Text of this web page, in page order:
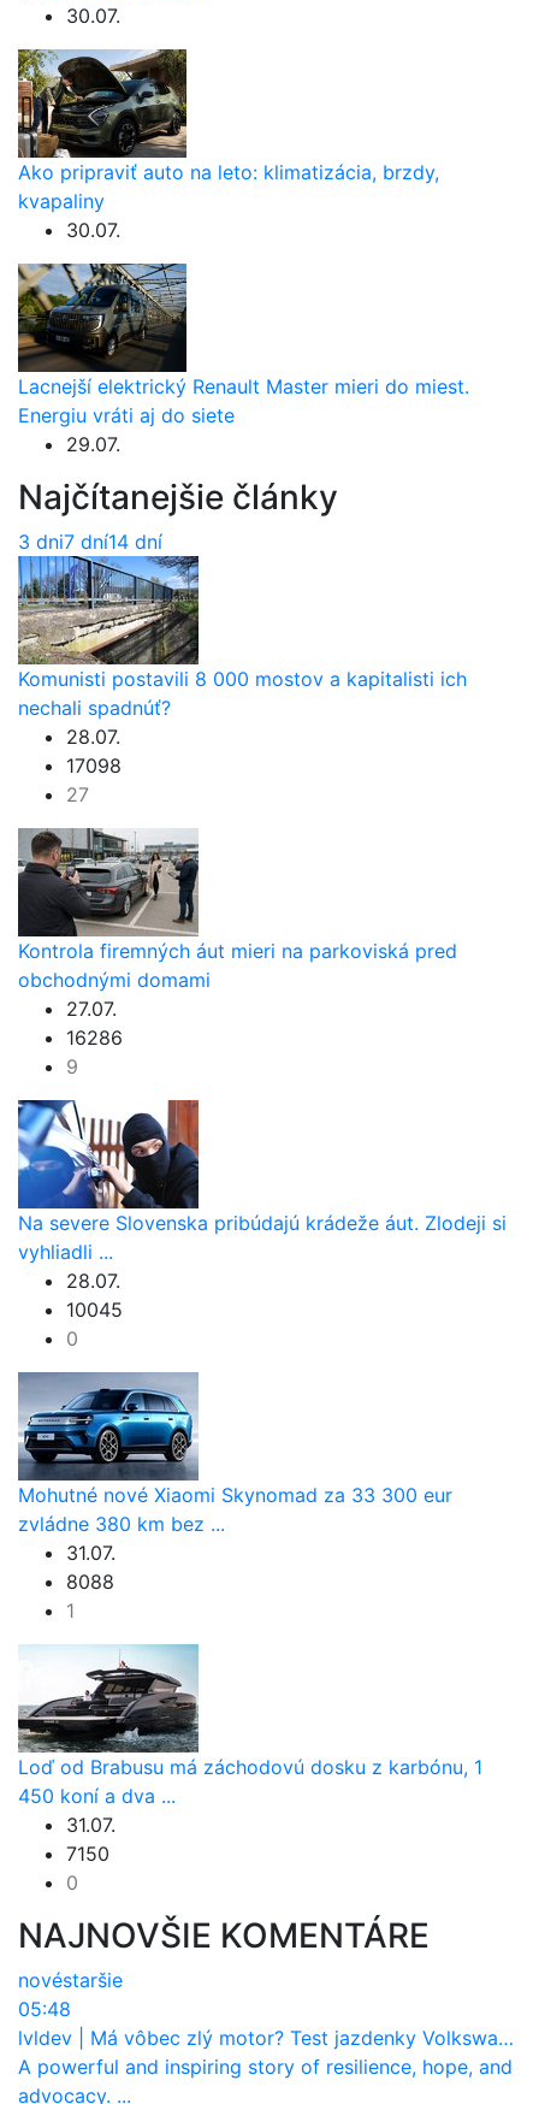
30.07.
Ako pripraviť auto na leto: klimatizácia, brzdy,
kvapaliny
30.07.
Lacnejší elektrický Renault Master mieri do miest.
Energiu vráti aj do siete
29.07.
Najčítanejšie články
3 dni7 dní14 dní
Komunisti postavili 8 000 mostov a kapitalisti ich
nechali spadnúť?
28.07.
17098
27
Kontrola firemných áut mieri na parkoviská pred
obchodnými domami
27.07.
16286
9
Na severe Slovenska pribúdajú krádeže áut. Zlodeji si
vyhliadli ...
28.07.
10045
0
Mohutné nové Xiaomi Skynomad za 33 300 eur
zvládne 380 km bez ...
31.07.
8088
1
Loď od Brabusu má záchodovú dosku z karbónu, 1
450 koní a dva ...
31.07.
7150
0
NAJNOVŠIE KOMENTÁRE
novéstaršie
05:48
lvldev
Má vôbec zlý motor? Test jazdenky Volkswagen T-Roc (2017 až 2025)
A powerful and inspiring story of resilience, hope, and
advocacy. ...